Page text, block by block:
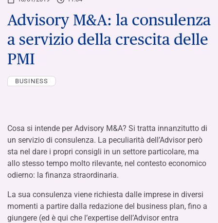
Advisory M&A: la consulenza
a servizio della crescita delle
PMI
BUSINESS
Cosa si intende per Advisory M&A? Si tratta innanzitutto di
un servizio di consulenza. La peculiarità dell’Advisor però
sta nel dare i propri consigli in un settore particolare, ma
allo stesso tempo molto rilevante, nel contesto economico
odierno: la finanza straordinaria.
La sua consulenza viene richiesta dalle imprese in diversi
momenti a partire dalla redazione del business plan, fino a
giungere (ed è qui che l’expertise dell’Advisor entra